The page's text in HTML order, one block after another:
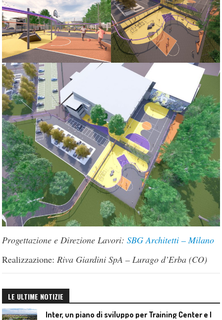
Progettazione e Direzione Lavori:SBG Architetti – Milano
Realizzazione: Riva Giardini SpA – Lurago d’Erba (CO)
LE ULTIME NOTIZIE